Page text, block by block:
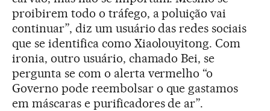
proibirem todo o tráfego, a poluição vai
continuar”, diz um usuário das redes sociais
que se identifica como Xiaolouyitong. Com
ironia, outro usuário, chamado Bei, se
pergunta se com o alerta vermelho “o
Governo pode reembolsar o que gastamos
em máscaras e purificadores de ar”.